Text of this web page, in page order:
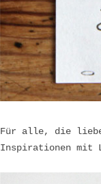
Für alle, die
Inspirationen mit